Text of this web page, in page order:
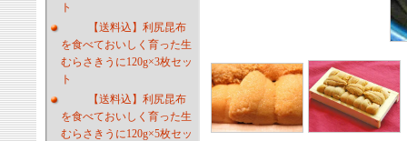
ト
【送料込】利尻昆布
を食べておいしく育った生
むらさきうに120g×3枚セッ
ト
【送料込】利尻昆布
を食べておいしく育った生
むらさきうに120g×5枚セッ